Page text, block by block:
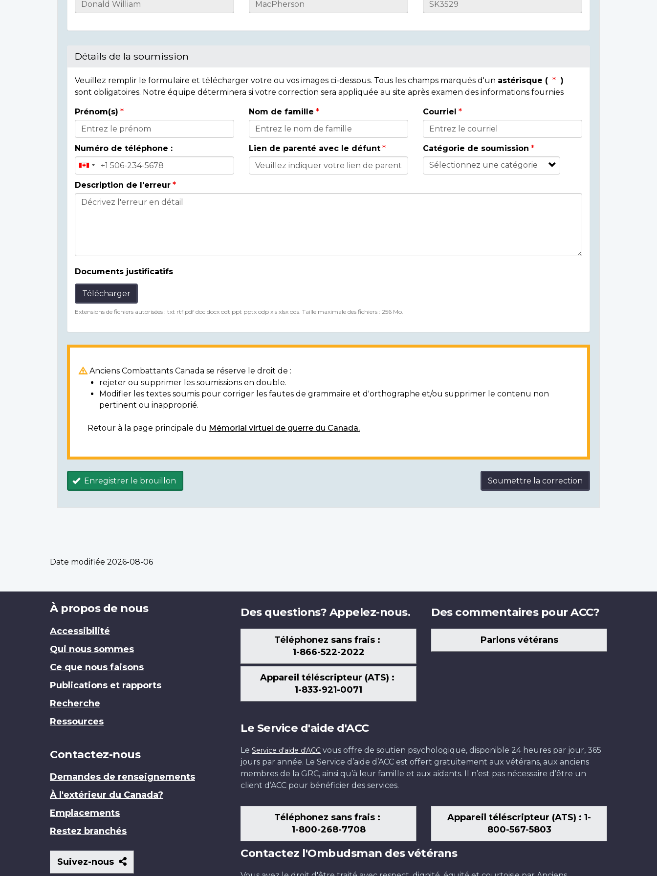
Casualty
Détails de la soumission
Veuillez remplir le formulaire et télécharger votre ou vos images ci-dessous. Tous les champs marqués d'un astérisque (
)
sont obligatoires. Notre équipe déterminera si votre correction sera appliquée au site après examen des informations fournies
Donor
Details
Prénom(s) Nom de famille Courriel
Numéro de téléphone : Lien de parenté avec le défunt Catégorie de soumission
Description de l'erreur
Documents justificatifs
Télécharger
Extensions de fichiers autorisées : txt rtf pdf doc docx odt ppt pptx odp xls xlsx ods. Taille maximale des fichiers : 256 Mo.
Anciens Combattants Canada se réserve le droit de :
rejeter ou supprimer les soumissions en double.
Modifier les textes soumis pour corriger les fautes de grammaire et d'orthographe et/ou supprimer le contenu non
pertinent ou inapproprié.
Retour à la page principale du Mémorial virtuel de guerre du Canada.
Enregistrer le brouillon Soumettre la correction
Date modifiée 2026-08-06
Brand
À propos de nous
Accessibilité
Qui nous sommes
Ce que nous faisons
Publications et rapports
Recherche
Ressources
Contactez-nous
Demandes de renseignements
À l'extérieur du Canada?
Emplacements
Restez branchés
Suivez-nous
Suivez-
nous
Des questions? Appelez-nous.
Téléphonez sans frais :
1-866-522-2022
Appareil téléscripteur (ATS) :
1-833-921-0071
Des commentaires pour ACC?
Parlons vétérans
Le Service d'aide d'ACC
Le Service d'aide d'ACC vous offre de soutien psychologique, disponible 24 heures par jour, 365
jours par année. Le Service d’aide d’ACC est offert gratuitement aux vétérans, aux anciens
membres de la GRC, ainsi qu’à leur famille et aux aidants. Il n’est pas nécessaire d’être un
client d’ACC pour bénéficier des services.
Téléphonez sans frais :
1-800-268-7708
Appareil téléscripteur (ATS) : 1-
800-567-5803
Contactez l'Ombudsman des vétérans